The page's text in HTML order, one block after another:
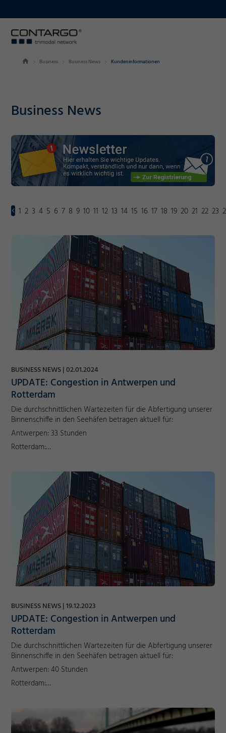
Business Business News Kundeninformationen
Business News
1 2 3 4 5 6 7 8 9 10 11 12 13 14 15 16 17 18 19 20 21 22 23
BUSINESS NEWS 02.01.2024
UPDATE: Congestion in Antwerpen und
Rotterdam
Die durchschnittlichen Wartezeiten für die Abfertigung unserer
Binnenschiffe in den Seehäfen betragen aktuell für:
Antwerpen: 33 Stunden
Rotterdam:…
BUSINESS NEWS 19.12.2023
UPDATE: Congestion in Antwerpen und
Rotterdam
Die durchschnittlichen Wartezeiten für die Abfertigung unserer
Binnenschiffe in den Seehäfen betragen aktuell für:
Antwerpen: 40 Stunden
Rotterdam:…